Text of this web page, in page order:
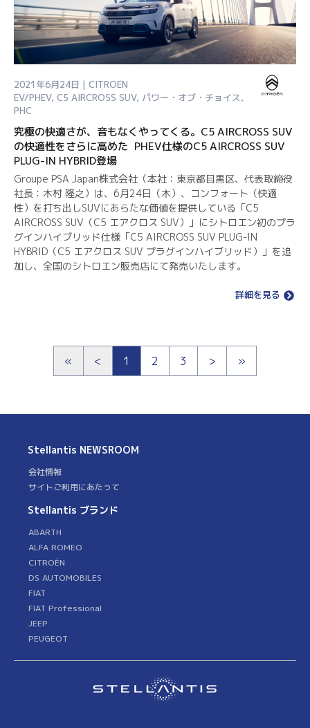
2021年6月24日 | CITROEN
EV/PHEV, C5 AIRCROSS SUV, パワー・オブ・チョイス,
PHC
究極の快適さが、音もなくやってくる。C5 AIRCROSS SUV
の快適性をさらに高めた PHEV仕様のC5 AIRCROSS SUV
PLUG-IN HYBRID登場
Groupe PSA Japan株式会社（本社：東京都目黒区、代表取締役
社長：木村 隆之）は、6月24日（木）、コンフォート（快適
性）を打ち出しSUVにあらたな価値を提供している「C5
AIRCROSS SUV（C5 エアクロス SUV）」にシトロエン初のプラ
グインハイブリッド仕様「C5 AIRCROSS SUV PLUG-IN
HYBRID（C5 エアクロス SUV プラグインハイブリッド）」を追
加し、全国のシトロエン販売店にて発売いたします。
詳細を見る
« < 1 2 3 > »
Stellantis NEWSROOM
会社情報
サイトご利用にあたって
Stellantis ブランド
ABARTH
ALFA ROMEO
CITROËN
DS AUTOMOBILES
FIAT
FIAT Professional
JEEP
PEUGEOT